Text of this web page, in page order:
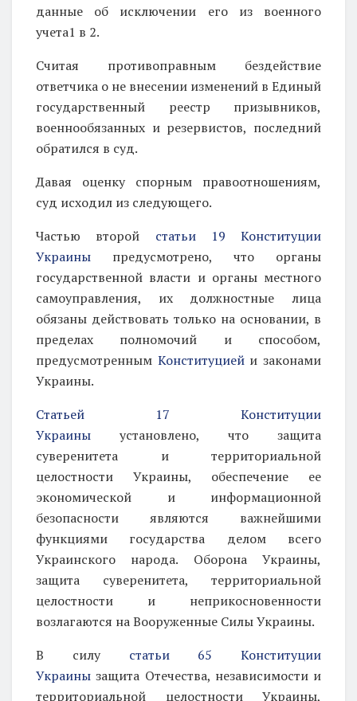
данные об исключении его из военного
учета1 в 2.
Считая противоправным бездействие
ответчика о не внесении изменений в Единый
государственный реестр призывников,
военнообязанных и резервистов, последний
обратился в суд.
Давая оценку спорным правоотношениям,
суд исходил из следующего.
Частью второй статьи 19 Конституции
Украины предусмотрено, что органы
государственной власти и органы местного
самоуправления, их должностные лица
обязаны действовать только на основании, в
пределах полномочий и способом,
предусмотренным Конституциейи законами
Украины.
Статьей 17 Конституции
Украины установлено, что защита
суверенитета и территориальной
целостности Украины, обеспечение ее
экономической и информационной
безопасности являются важнейшими
функциями государства делом всего
Украинского народа. Оборона Украины,
защита суверенитета, территориальной
целостности и неприкосновенности
возлагаются на Вооруженные Силы Украины.
В силу статьи 65 Конституции
Украины защита Отечества, независимости и
территориальной целостности Украины,